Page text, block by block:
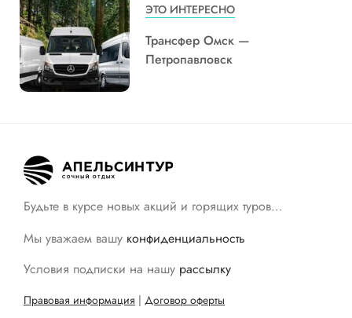
ЭТО ИНТЕРЕСНО
Трансфер Омск —
Петропавловск
Будьте в курсе новых акций и горящих туров…
Мы уважаем вашу конфиденциальность
Условия подписки на нашу рассылку
Правовая информация | Договор оферты